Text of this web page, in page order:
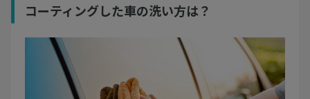
コーティングした車の洗い方は？